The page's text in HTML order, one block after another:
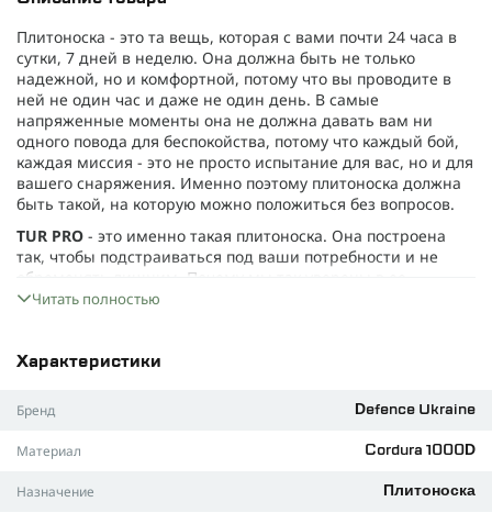
Плитоноска - это та вещь, которая с вами почти 24 часа в
сутки, 7 дней в неделю. Она должна быть не только
надежной, но и комфортной, потому что вы проводите в
ней не один час и даже не один день. В самые
напряженные моменты она не должна давать вам ни
одного повода для беспокойства, потому что каждый бой,
каждая миссия - это не просто испытание для вас, но и для
вашего снаряжения. Именно поэтому плитоноска должна
быть такой, на которую можно положиться без вопросов.
TUR PRO - это именно такая плитоноска. Она построена
так, чтобы подстраиваться под ваши потребности и не
обременять лишним. Почему мы так уверены в ее
качестве? Давайте разберемся.
которая обеспечивает высокую прочность и выносливость,
а также устойчивость к износу даже в самых
водоотталкивающими свойствами. А полиамидная стропа,
при этом легкость не страдает.
И здесь сразу отметим вес. Плитоноска весит всего950
Читать полностью
Характеристики
Бренд Defence Ukraine
Материал Cordura 1000D
Назначение Плитоноска